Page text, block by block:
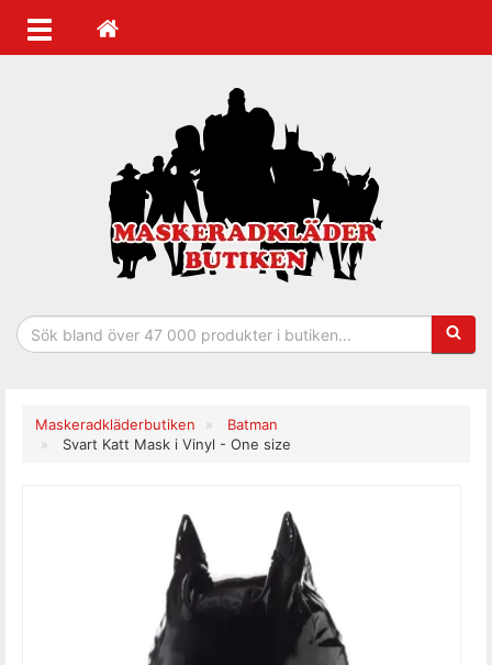
Maskeradkläderbutiken
Batman
Svart Katt Mask i Vinyl - One size